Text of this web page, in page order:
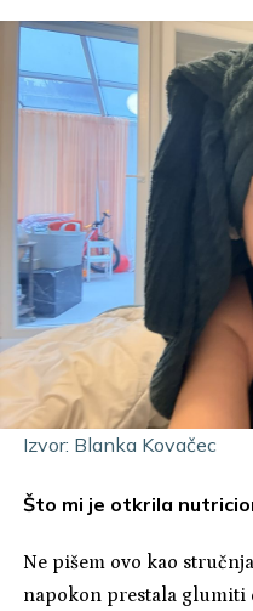
Izvor: Blanka Kovačec
Što mi je otkrila
Ne pišem ovo kao
napokon prestala glumiti